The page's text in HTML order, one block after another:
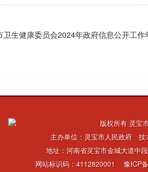
卫生健康委员会2024年政府信息公开工作
版权所有 灵宝
主办单位：灵宝市人民政府 技
地址：河南省灵宝市金城大道
网站标识码：4112820001 豫ICP